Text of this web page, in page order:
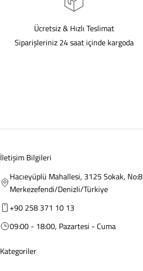
Ücretsiz & Hızlı Teslimat
Siparişleriniz 24 saat içinde kargoda
İletişim Bilgileri
Hacıeyüplü Mahallesi, 3125 Sokak, No:8
Merkezefendi/Denizli/Türkiye
+90 258 371 10 13
09:00 - 18:00, Pazartesi - Cuma
Kategoriler